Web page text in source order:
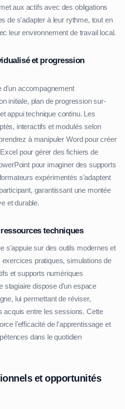
aux actifs avec des obligations
de s'adapter à leur rythme, tout en
leur environnement de travail local.
et progression
d'un accompagnement
initiale, plan de progression sur-
appui technique continu. Les
interactifs et modulés selon
à manipuler Word pour créer
pour gérer des fichiers de
pour imaginer des supports
expérimentés s'adaptent
garantissant une montée
et durable.
techniques
s'appuie sur des outils modernes et
pratiques, simulations de
et supports numériques
stagiaire dispose d'un espace
lui permettant de réviser,
acquis entre les sessions. Cette
l'efficacité de l'apprentissage et
dans le quotidien
et opportunités